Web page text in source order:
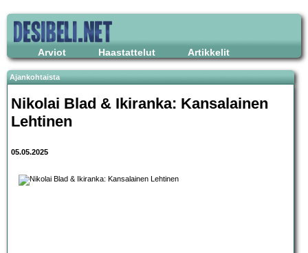
Arviot Haastattelut Artikkelit
Ajankohtaista
Nikolai Blad & Ikiranka: Kansalainen
Lehtinen
05.05.2025